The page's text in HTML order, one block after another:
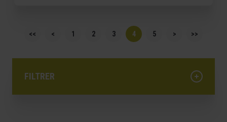
FILTRER
Pagination
<< < 1 2 3 4 5 > >>